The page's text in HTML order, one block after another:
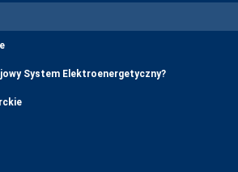
System Elektroenergetyczny?